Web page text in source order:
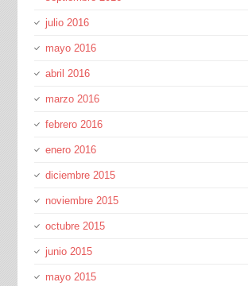
julio 2016
mayo 2016
abril 2016
marzo 2016
febrero 2016
enero 2016
diciembre 2015
noviembre 2015
octubre 2015
junio 2015
mayo 2015